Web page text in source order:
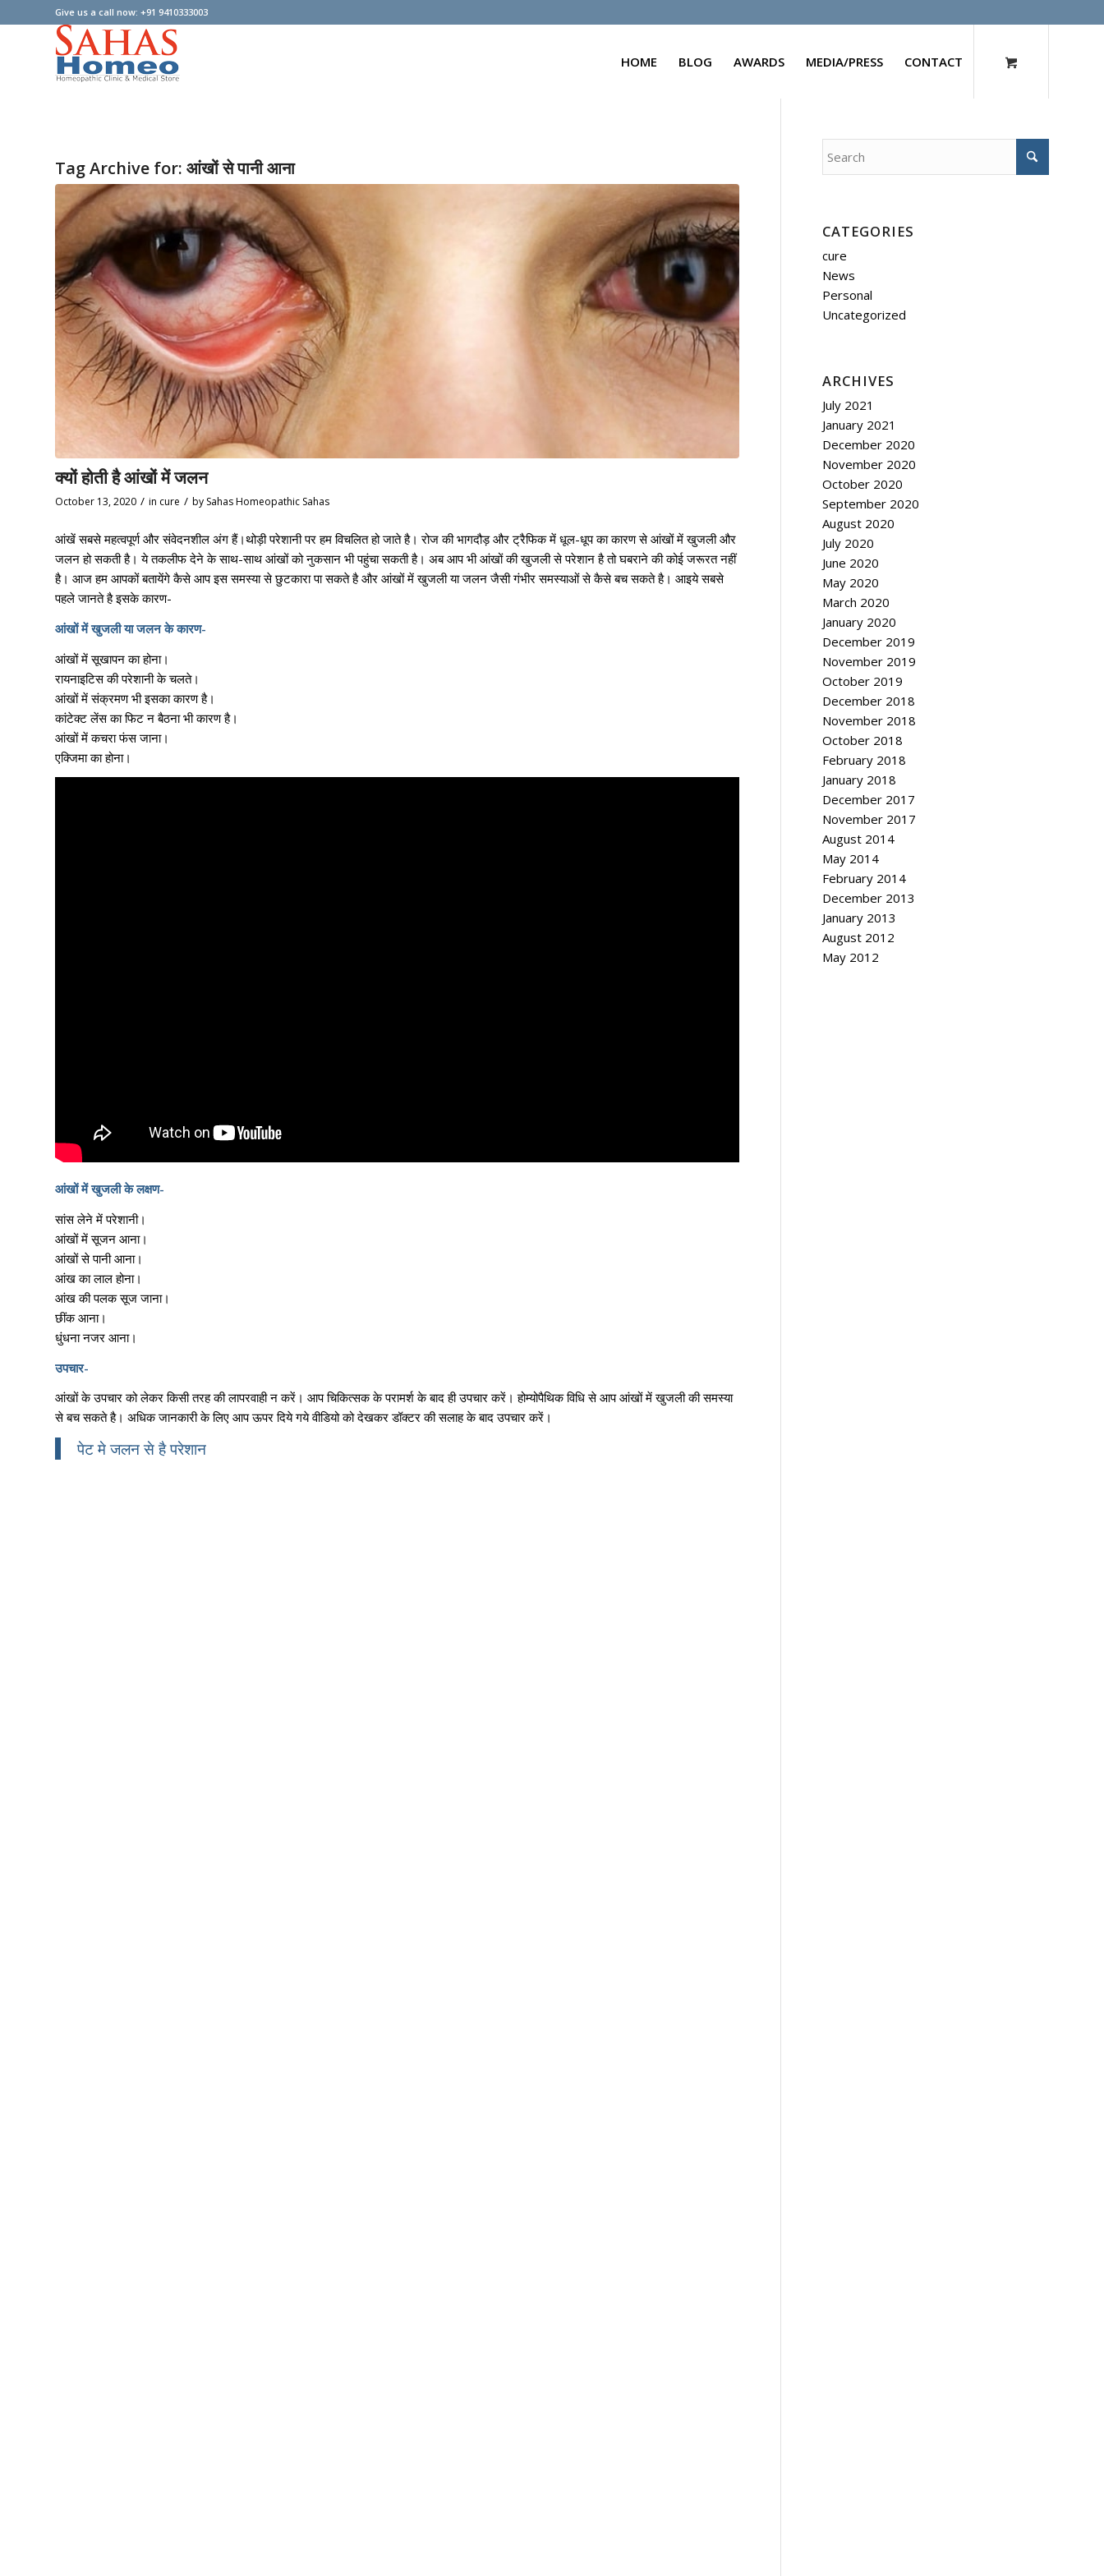
Give us a call now: +91 9410333003
HOME BLOG AWARDS MEDIA/PRESS CONTACT
Tag Archive for: आंखों से पानी आना
क्यों होती है आंखों में जलन
October 13, 2020 / in cure / by Sahas Homeopathic Sahas
आंखें सबसे महत्वपूर्ण और संवेदनशील अंग हैं।थोड़ी परेशानी पर हम विचलित हो जाते है। रोज की भागदौड़ और ट्रैफिक में धूल-धूप का कारण से आंखों में खुजली और
जलन हो सकती है। ये तकलीफ देने के साथ-साथ आंखों को नुकसान भी पहुंचा सकती है। अब आप भी आंखों की खुजली से परेशान है तो घबराने की कोई जरूरत नहीं
है। आज हम आपकों बतायेंगे कैसे आप इस समस्या से छुटकारा पा सकते है और आंखों में खुजली या जलन जैसी गंभीर समस्याओं से कैसे बच सकते है। आइये सबसे
पहले जानते है इसके कारण-
आंखों में खुजली या जलन के कारण-
आंखों में सूखापन का होना।
रायनाइटिस की परेशानी के चलते।
आंखों में संक्रमण भी इसका कारण है।
कांटेक्ट लेंस का फिट न बैठना भी कारण है।
आंखों में कचरा फंस जाना।
एक्जिमा का होना।
आंखों में खुजली के लक्षण-
सांस लेने में परेशानी।
आंखों में सूजन आना।
आंखों से पानी आना।
आंख का लाल होना।
आंख की पलक सूज जाना।
छींक आना।
धुंधना नजर आना।
उपचार-
आंखों के उपचार को लेकर किसी तरह की लापरवाही न करें। आप चिकित्सक के परामर्श के बाद ही उपचार करें। होम्योपैथिक विधि से आप आंखों में खुजली की समस्या
से बच सकते है। अधिक जानकारी के लिए आप ऊपर दिये गये वीडियो को देखकर डॉक्टर की सलाह के बाद उपचार करें।
पेट मे जलन से है परेशान
CATEGORIES
cure
News
Personal
Uncategorized
ARCHIVES
July 2021
January 2021
December 2020
November 2020
October 2020
September 2020
August 2020
July 2020
June 2020
May 2020
March 2020
January 2020
December 2019
November 2019
October 2019
December 2018
November 2018
October 2018
February 2018
January 2018
December 2017
November 2017
August 2014
May 2014
February 2014
December 2013
January 2013
August 2012
May 2012